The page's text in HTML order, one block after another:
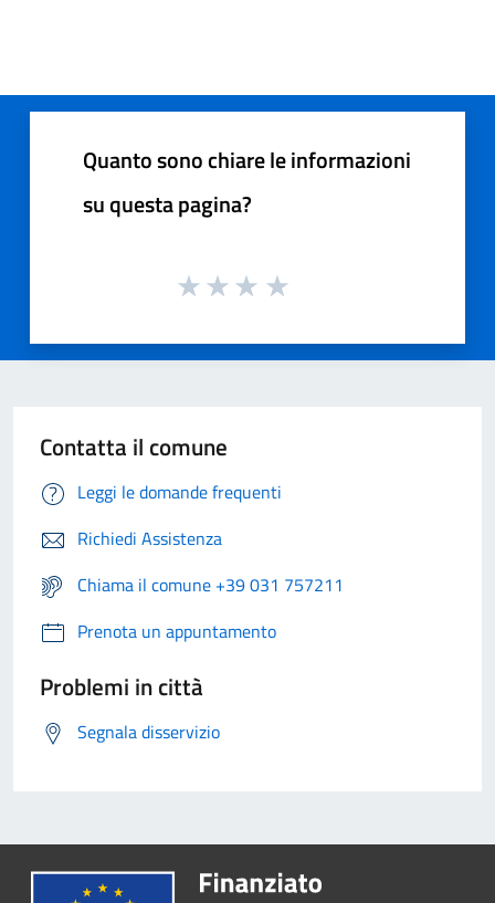
Quanto sono chiare le informazioni
su questa pagina?
Contatta il comune
Leggi le domande frequenti
Richiedi Assistenza
Chiama il comune +39 031 757211
Prenota un appuntamento
Problemi in città
Segnala disservizio